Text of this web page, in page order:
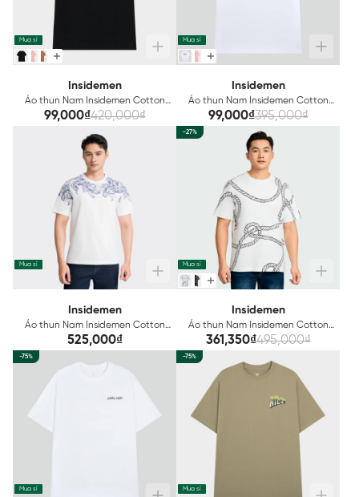
Mua sỉ
Insidemen
Áo thun Nam Insidemen Cotton
ITS020S3
99,000₫420,000₫
Mua sỉ
Insidemen
Áo thun Nam Insidemen Cotton
ITS035S3
99,000₫395,000₫
Mua sỉ
Insidemen
Áo thun Nam Insidemen Cotton
ITS059AZ
525,000₫
-27%
Mua sỉ
Insidemen
Áo thun Nam Insidemen Cotton
ITS061AZ
361,350₫495,000₫
-75%
Mua sỉ
-75%
Mua sỉ